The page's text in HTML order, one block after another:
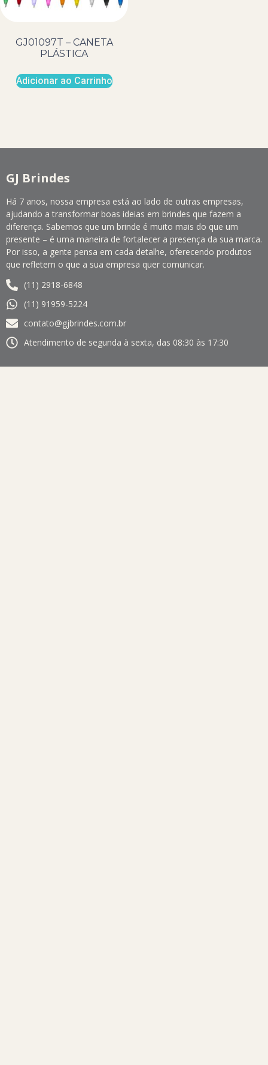
GJ01097T – CANETA
PLÁSTICA
Adicionar ao Carrinho
GJ Brindes
Há 7 anos, nossa empresa está ao lado de outras empresas,
ajudando a transformar boas ideias em brindes que fazem a
diferença. Sabemos que um brinde é muito mais do que um
presente – é uma maneira de fortalecer a presença da sua marca.
Por isso, a gente pensa em cada detalhe, oferecendo produtos
que refletem o que a sua empresa quer comunicar.
(11) 2918-6848
(11) 91959-5224
contato@gjbrindes.com.br
Atendimento de segunda à sexta, das 08:30 às 17:30